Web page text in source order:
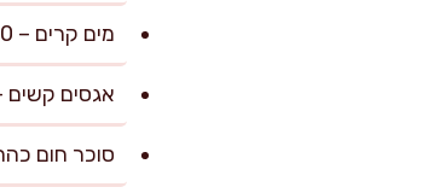
מים קרים – 60 מ”ל (או עד איחוד הבצק)
אגסים קשים – 4 בינוניים (כ-650 גרם לפני קילוף
סוכר חום כהה – 30 גרם (לקרמליזציה